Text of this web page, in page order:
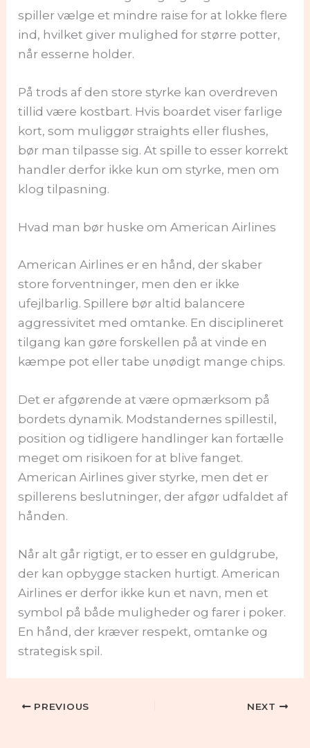
spiller vælge et mindre raise for at lokke flere
ind, hvilket giver mulighed for større potter,
når esserne holder.
På trods af den store styrke kan overdreven
tillid være kostbart. Hvis boardet viser farlige
kort, som muliggør straights eller flushes,
bør man tilpasse sig. At spille to esser korrekt
handler derfor ikke kun om styrke, men om
klog tilpasning.
Hvad man bør huske om American Airlines
American Airlines er en hånd, der skaber
store forventninger, men den er ikke
ufejlbarlig. Spillere bør altid balancere
aggressivitet med omtanke. En disciplineret
tilgang kan gøre forskellen på at vinde en
kæmpe pot eller tabe unødigt mange chips.
Det er afgørende at være opmærksom på
bordets dynamik. Modstandernes spillestil,
position og tidligere handlinger kan fortælle
meget om risikoen for at blive fanget.
American Airlines giver styrke, men det er
spillerens beslutninger, der afgør udfaldet af
hånden.
Når alt går rigtigt, er to esser en guldgrube,
der kan opbygge stacken hurtigt. American
Airlines er derfor ikke kun et navn, men et
symbol på både muligheder og farer i poker.
En hånd, der kræver respekt, omtanke og
strategisk spil.
PREVIOUS NEXT